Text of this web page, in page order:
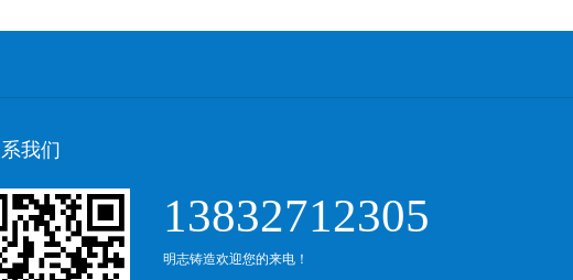
我们
13832712305
明志铸造欢迎您的来电！